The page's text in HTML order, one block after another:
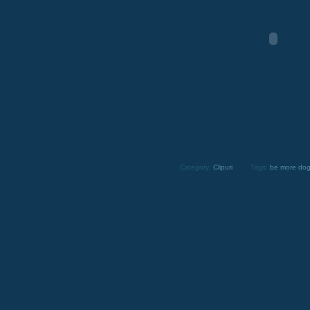
Category: Clipuri Tags: be more dog